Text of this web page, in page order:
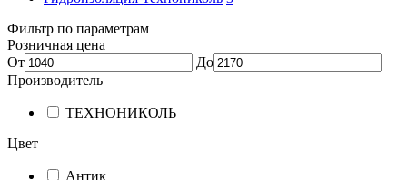
Фильтр по параметрам
Розничная цена
От
До
Производитель
ТЕХНОНИКОЛЬ
Цвет
Антик